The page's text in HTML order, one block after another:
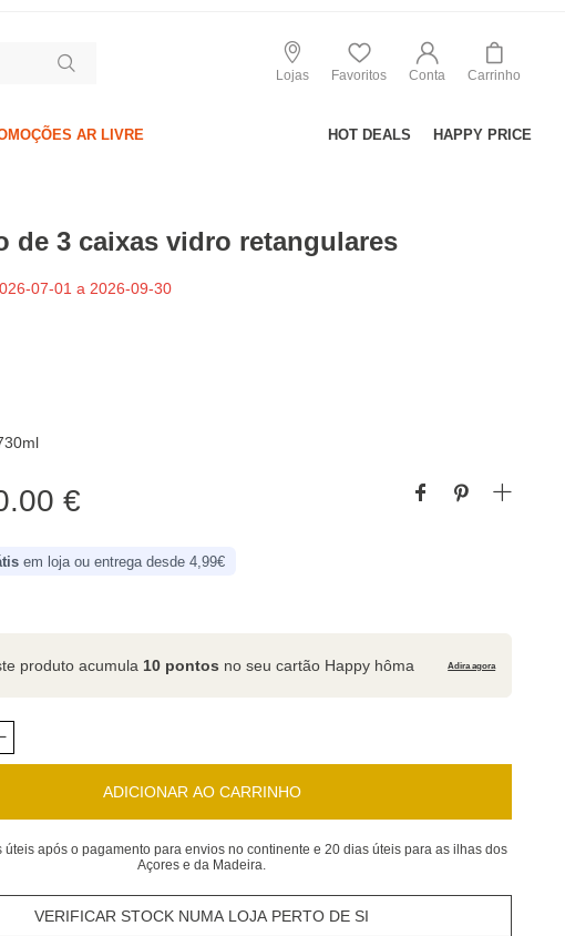
Lojas Favoritos Conta Carrinho
AR LIVRE HOT DEALS HAPPY PRICE
de 3 caixas vidro retangulares
07-01 a 2026-09-30
€
em loja ou entrega desde 4,99€
produto acumula 10 pontos no seu cartão Happy hôma Adira agora
ADICIONAR AO CARRINHO
úteis após o pagamento para envios no continente e 20 dias úteis para as ilhas dos
Açores e da Madeira.
VERIFICAR STOCK NUMA LOJA PERTO DE SI